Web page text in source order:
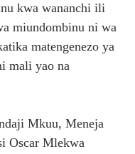
kwa wananchi ili
miundombinu ni wa
matengenezo ya
mali yao na
Mkuu, Meneja
Oscar Mlekwa